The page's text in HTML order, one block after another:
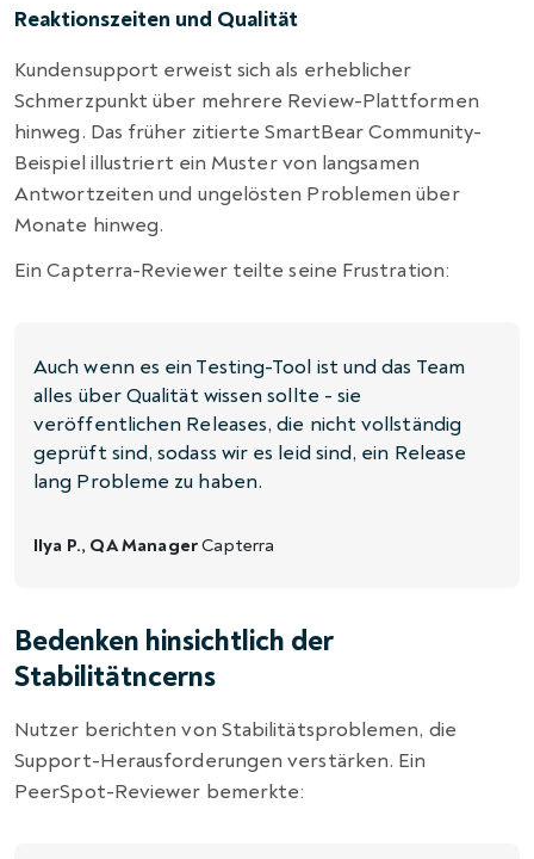
Reaktionszeiten und Qualität
Kundensupport erweist sich als erheblicher
Schmerzpunkt über mehrere Review-Plattformen
hinweg. Das früher zitierte SmartBear Community-
Beispiel illustriert ein Muster von langsamen
Antwortzeiten und ungelösten Problemen über
Monate hinweg.
Ein Capterra-Reviewer teilte seine Frustration:
Auch wenn es ein Testing-Tool ist und das Team
alles über Qualität wissen sollte - sie
veröffentlichen Releases, die nicht vollständig
geprüft sind, sodass wir es leid sind, ein Release
lang Probleme zu haben.
Ilya P., QA ManagerCapterra
Bedenken hinsichtlich der
Stabilitätncerns
Nutzer berichten von Stabilitätsproblemen, die
Support-Herausforderungen verstärken. Ein
PeerSpot-Reviewer bemerkte: